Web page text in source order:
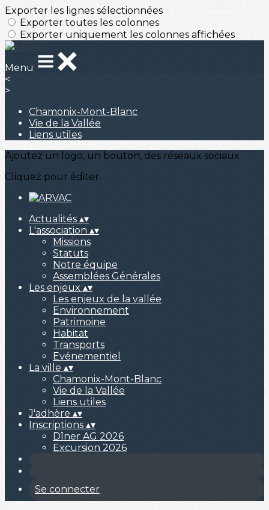
Exporter les lignes sélectionnées
Exporter toutes les colonnes
Exporter uniquement les colonnes affichées
Menu
<
>
Chamonix-Mont-Blanc
Vie de la Vallée
Liens utiles
Ajoutez un logo, un bouton, des réseaux sociaux
Cliquez pour éditer
Actualités ▴▾
L'association ▴▾
Missions
Statuts
Notre équipe
Assemblées Générales
Les enjeux ▴▾
Les enjeux de la vallée
Environnement
Patrimoine
Habitat
Transports
Evénementiel
La ville ▴▾
Chamonix-Mont-Blanc
Vie de la Vallée
Liens utiles
J'adhère ▴▾
Inscriptions ▴▾
Dîner AG 2026
Excursion 2026
Se connecter